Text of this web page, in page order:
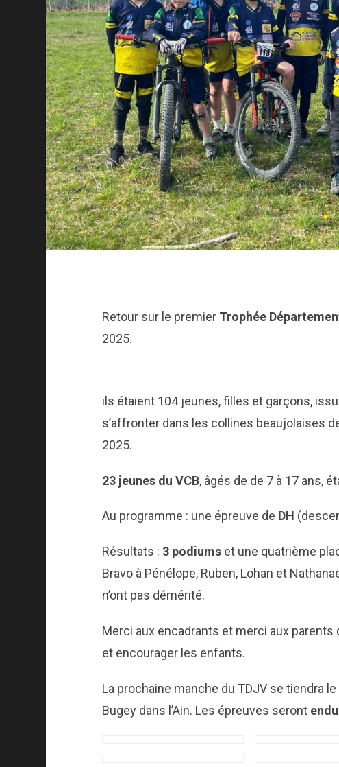
Retour sur le premier Trophée
2025.
ils étaient 104 jeunes, filles et garçons,
s’affronter dans les collines beaujolaises
2025.
23 jeunes du VCB, âgés de de 7 à 17 ans,
Au programme : une épreuve de DH
Résultats : 3 podiumset une quatrième
Bravo à Pénélope, Ruben, Lohan et
n’ont pas démérité.
Merci aux encadrants et merci aux
et encourager les enfants.
La prochaine manche du TDJV se tiendra
Bugey dans l’Ain. Les épreuves seront